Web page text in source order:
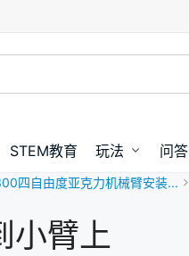
STEM教育 玩法 问答
四自由度亚克力机械臂安装...
小臂上